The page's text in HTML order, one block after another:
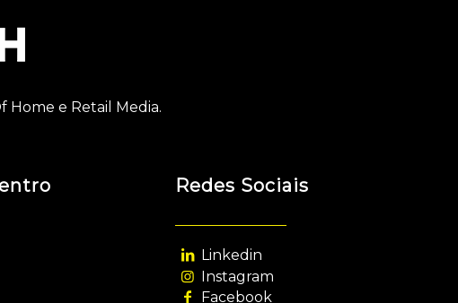
Home e Retail Media.
Redes Sociais
Linkedin
Instagram
Facebook